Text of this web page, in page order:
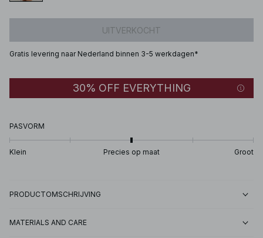
UITVERKOCHT
Gratis levering naar Nederland binnen 3-5 werkdagen*
30% OFF EVERYTHING
PASVORM
Klein Precies op maat Groot
PRODUCTOMSCHRIJVING
MATERIALS AND CARE